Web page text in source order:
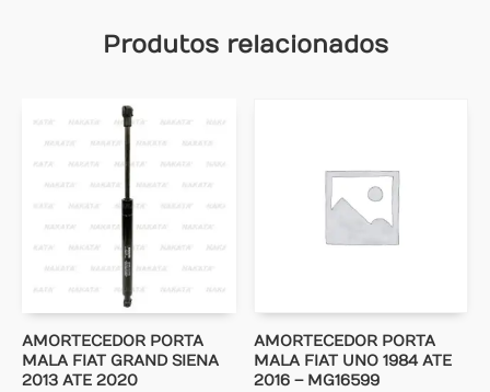
Produtos relacionados
AMORTECEDOR PORTA
MALA FIAT GRAND SIENA
2013 ATE 2020
AMORTECEDOR PORTA
MALA FIAT UNO 1984 ATE
2016 – MG16599